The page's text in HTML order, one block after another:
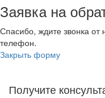
Заявка на
Спасибо, ждите звонка
телефон.
Закрыть форму
Получите